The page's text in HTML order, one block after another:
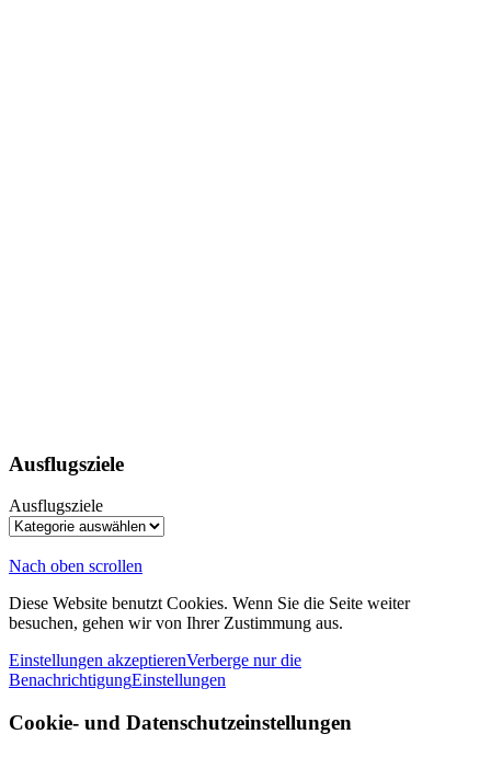
Ausflugsziele
Ausflugsziele
Nach oben scrollen
Diese Website benutzt Cookies. Wenn Sie die Seite weiter
besuchen, gehen wir von Ihrer Zustimmung aus.
Einstellungen akzeptierenVerberge nur die
BenachrichtigungEinstellungen
Cookie- und Datenschutzeinstellungen